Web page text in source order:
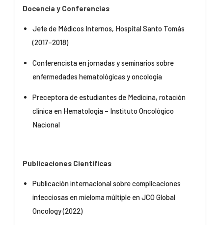
Docencia y Conferencias
Jefe de Médicos Internos, Hospital Santo Tomás
(2017–2018)
Conferencista en jornadas y seminarios sobre
enfermedades hematológicas y oncología
Preceptora de estudiantes de Medicina, rotación
clínica en Hematología – Instituto Oncológico
Nacional
Publicaciones Científicas
Publicación internacional sobre complicaciones
infecciosas en mieloma múltiple en JCO Global
Oncology (2022)